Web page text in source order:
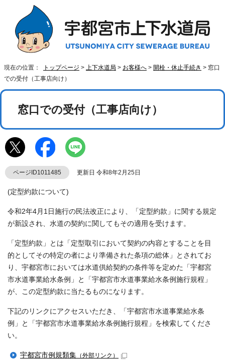
現在の位置： トップページ > 上下水道局 > お客様へ > 開栓・休止手続き > 窓口
での受付（工事店向け）
窓口での受付（工事店向け）
ページID1011485 更新日 令和8年2月25日
(定型約款について)
令和2年4月1日施行の民法改正により、「定型約款」に関する規定
が新設され、水道の契約に関してもその適用を受けます。
「定型約款」とは「定型取引において契約の内容とすることを目
的としてその特定の者により準備された条項の総体」とされてお
り、宇都宮市においては水道供給契約の条件等を定めた「宇都宮
市水道事業給水条例」と「宇都宮市水道事業給水条例施行規程」
が、この定型約款に当たるものになります。
下記のリンクにアクセスいただき、「宇都宮市水道事業給水条
例」と「宇都宮市水道事業給水条例施行規程」を検索してくださ
い。
宇都宮市例規類集 （外部リンク）